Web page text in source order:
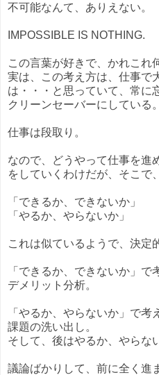
不可能なんて、ありえない。
IMPOSSIBLE IS NOTHING.
この言葉が好きで、かれこれ
実は、この考え方は、仕事で
は・・・と思っていて、常に
クリーンセーバーにしている。
仕事は段取り。
なので、どうやって仕事を進
をしていくわけだが、そこで
「できるか、できないか」
「やるか、やらないか」
これは似ているようで、決定
「できるか、できないか」で
デメリット分析。
「やるか、やらないか」で
課題の洗い出し。
そして、後はやるか、やらな
議論ばかりして、前に全く進